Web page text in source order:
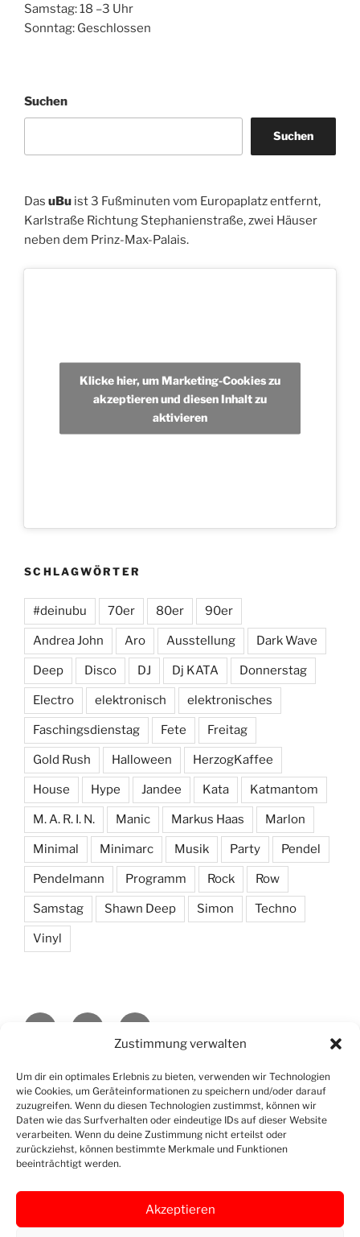
Zustimmung verwalten
Um dir ein optimales Erlebnis zu bieten, verwenden wir Technologien
wie Cookies, um Geräteinformationen zu speichern und/oder darauf
zuzugreifen. Wenn du diesen Technologien zustimmst, können wir
Daten wie das Surfverhalten oder eindeutige IDs auf dieser Website
verarbeiten. Wenn du deine Zustimmung nicht erteilst oder
zurückziehst, können bestimmte Merkmale und Funktionen
beeinträchtigt werden.
Akzeptieren
Samstag: 18 –3 Uhr
Sonntag: Geschlossen
Suchen
Suchen
Das uBu ist 3 Fußminuten vom Europaplatz entfernt,
Karlstraße Richtung Stephanienstraße, zwei Häuser
neben dem Prinz-Max-Palais.
Klicke hier, um Marketing-Cookies zu
akzeptieren und diesen Inhalt zu
aktivieren
SCHLAGWÖRTER
#deinubu 70er 80er 90er
Andrea John Aro Ausstellung Dark Wave
Deep Disco DJ Dj KATA Donnerstag
Electro elektronisch elektronisches
Faschingsdienstag Fete Freitag
Gold Rush Halloween HerzogKaffee
House Hype Jandee Kata Katmantom
M. A. R. I. N. Manic Markus Haas Marlon
Minimal Minimarc Musik Party Pendel
Pendelmann Programm Rock Row
Samstag Shawn Deep Simon Techno
Vinyl
OpenstreetInstagram
Yelp
Datenschutzerklärung Stolz präsentiert von WordPress